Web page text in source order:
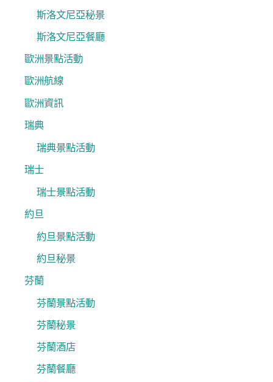
斯洛文尼亞秘景
斯洛文尼亞餐廳
歐洲景點活動
歐洲航線
歐洲資訊
瑞典
瑞典景點活動
瑞士
瑞士景點活動
約旦
約旦景點活動
約旦秘景
芬蘭
芬蘭景點活動
芬蘭秘景
芬蘭酒店
芬蘭餐廳